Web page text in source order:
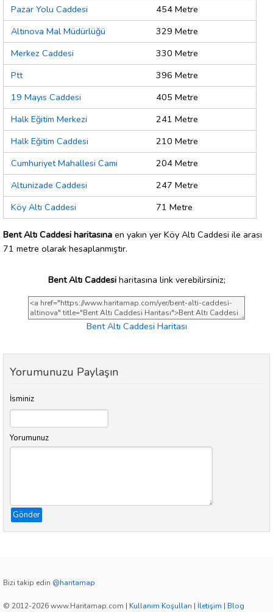
Pazar Yolu Caddesi
454 Metre
Altınova Mal Müdürlüğü
329 Metre
Merkez Caddesi
330 Metre
Ptt
396 Metre
19 Mayıs Caddesi
405 Metre
Halk Eğitim Merkezi
241 Metre
Halk Eğitim Caddesi
210 Metre
Cumhuriyet Mahallesi Cami
204 Metre
Altunizade Caddesi
247 Metre
Köy Altı Caddesi
71 Metre
Bent Altı Caddesi haritasına en yakın yer Köy Altı Caddesi ile arası
71 metre olarak hesaplanmıştır.
Bent Altı Caddesiharitasına link verebilirsiniz;
Bent Altı Caddesi Haritası
Yorumunuzu Paylaşın
İsminiz
Yorumunuz
Gönder
Bizi takip edin @haritamap
© 2012-2026 www.Haritamap.com | Kullanım Koşulları | İletişim | Blog